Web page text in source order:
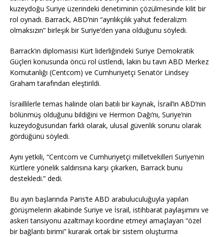
kuzeydoğu Suriye üzerindeki denetiminin çözülmesinde kilit bir
rol oynadı. Barrack, ABD’nin “ayrılıkçılık yahut federalizm
olmaksızın” birleşik bir Suriye’den yana olduğunu söyledi.
Barrack’ın diplomasisi Kürt liderliğindeki Suriye Demokratik
Güçleri konusunda öncü rol üstlendi, lakin bu tavrı ABD Merkez
Komutanlığı (Centcom) ve Cumhuriyetçi Senatör Lindsey
Graham tarafından eleştirildi.
İsraillilerle temas halinde olan batılı bir kaynak, İsrail’in ABD’nin
bölünmüş olduğunu bildiğini ve Hermon Dağı’nı, Suriye’nin
kuzeydoğusundan farklı olarak, ulusal güvenlik sorunu olarak
gördüğünü söyledi.
Aynı yetkili, “Centcom ve Cumhuriyetçi milletvekilleri Suriye’nin
Kürtlere yönelik saldırısına karşı çıkarken, Barrack bunu
destekledi.” dedi.
Bu ayın başlarında Paris’te ABD arabuluculuğuyla yapılan
görüşmelerin akabinde Suriye ve İsrail, istihbarat paylaşımını ve
askeri tansiyonu azaltmayı koordine etmeyi amaçlayan “özel
bir bağlantı birimi” kurarak ortak bir sistem oluşturma